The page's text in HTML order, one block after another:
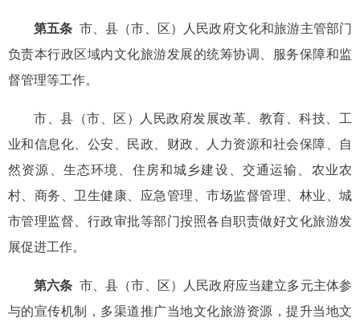
第五条 市、县（市、区）人民政府文化和旅游主管部门
负责本行政区域内文化旅游发展的统筹协调、服务保障和监
督管理等工作。
市、县（市、区）人民政府发展改革、教育、科技、工
业和信息化、公安、民政、财政、人力资源和社会保障、自
然资源、生态环境、住房和城乡建设、交通运输、农业农
村、商务、卫生健康、应急管理、市场监督管理、林业、城
市管理监督、行政审批等部门按照各自职责做好文化旅游发
展促进工作。
第六条 市、县（市、区）人民政府应当建立多元主体参
与的宣传机制，多渠道推广当地文化旅游资源，提升当地文